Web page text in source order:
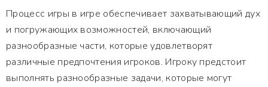
Процесс игры в игре обеспечивает захватывающий дух
и погружающих возможностей, включающий
разнообразные части, которые удовлетворят
различные предпочтения игроков. Игроку предстоит
выполнять разнообразные задачи, которые могут